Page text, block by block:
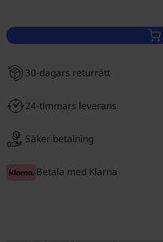
30-dagars returrätt
24-timmars leverans
Säker betalning
Betala med Klarna